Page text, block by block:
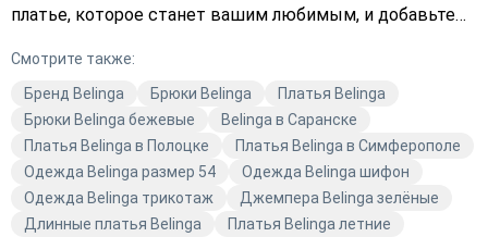
платье, которое станет вашим любимым, и добавьте
Смотрите также:
Бренд Belinga
Брюки Belinga
Платья Belinga
Брюки Belinga бежевые
Belinga в Саранске
Платья Belinga в Полоцке
Платья Belinga в Симферополе
Одежда Belinga размер 54
Одежда Belinga шифон
Одежда Belinga трикотаж
Джемпера Belinga зелёные
Длинные платья Belinga
Платья Belinga летние